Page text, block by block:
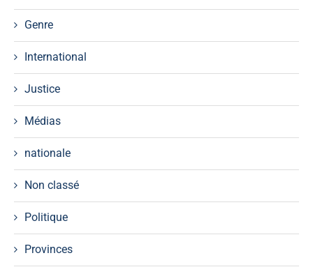
Genre
International
Justice
Médias
nationale
Non classé
Politique
Provinces